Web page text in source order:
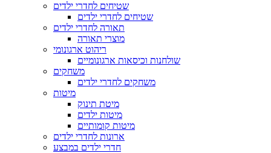
שטיחים לחדרי ילדים
שטיחים לחדרי ילדים
תאורה לחדרי ילדים
מוצרי תאורה
ריהוט ארגונומי
שולחנות וכיסאות ארגונומיים
משחקים
משחקים לחדרי ילדים
מיטות
מיטת תינוק
מיטות ילדים
מיטות קומותיים
ארונות לחדרי ילדים
חדרי ילדים במבצע